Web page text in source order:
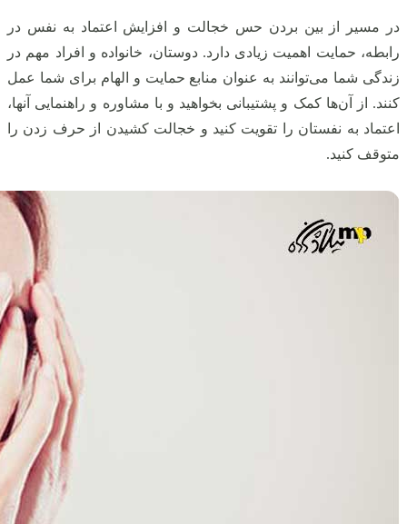
در مسیر از بین بردن حس خجالت و افزایش اعتماد به نفس در
رابطه، حمایت اهمیت زیادی دارد. دوستان، خانواده و افراد مهم در
زندگی شما می‌توانند به عنوان منابع حمایت و الهام برای شما عمل
کنند. از آن‌ها کمک و پشتیبانی بخواهید و با مشاوره و راهنمایی آنها،
اعتماد به نفستان را تقویت کنید و خجالت کشیدن از حرف زدن را
متوقف کنید.